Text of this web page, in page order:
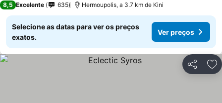
8,5 Excelente 635 Hermoupolis, a 3.7 km de Kini
Selecione as datas para ver os preços
exatos.
Ver preços
Partilhar